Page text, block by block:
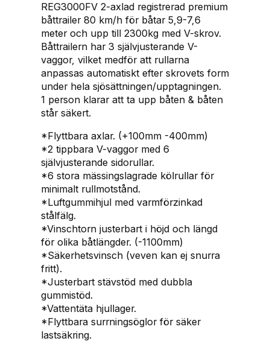
0
0
F
V
f
ö
r
b
å
a
r
5
9
-
7
6
m
&
2
3
0
0
k
REG3000FV 2-axlad registrerad premium
båttrailer 80 km/h för båtar 5,9-7,6
meter och upp till 2300kg med V-skrov.
Båttrailern har 3 självjusterande V-
vaggor, vilket medför att rullarna
anpassas automatiskt efter skrovets form
under hela sjösättningen/upptagningen.
1 person klarar att ta upp båten & båten
står säkert.
*Flyttbara axlar. (+100mm -400mm)
*2 tippbara V-vaggor med 6
självjusterande sidorullar.
*6 stora mässingslagrade kölrullar för
minimalt rullmotstånd.
*Luftgummihjul med varmförzinkad
stålfälg.
*Vinschtorn justerbart i höjd och längd
för olika båtlängder. (-1100mm)
*Säkerhetsvinsch (veven kan ej snurra
fritt).
*Justerbart stävstöd med dubbla
gummistöd.
*Vattentäta hjullager.
*Flyttbara surrningsöglor för säker
lastsäkring.